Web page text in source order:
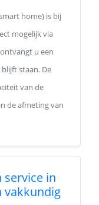
home) is bij
mogelijk via
u een
staan. De
van de
de afmeting van
service in
vakkundig